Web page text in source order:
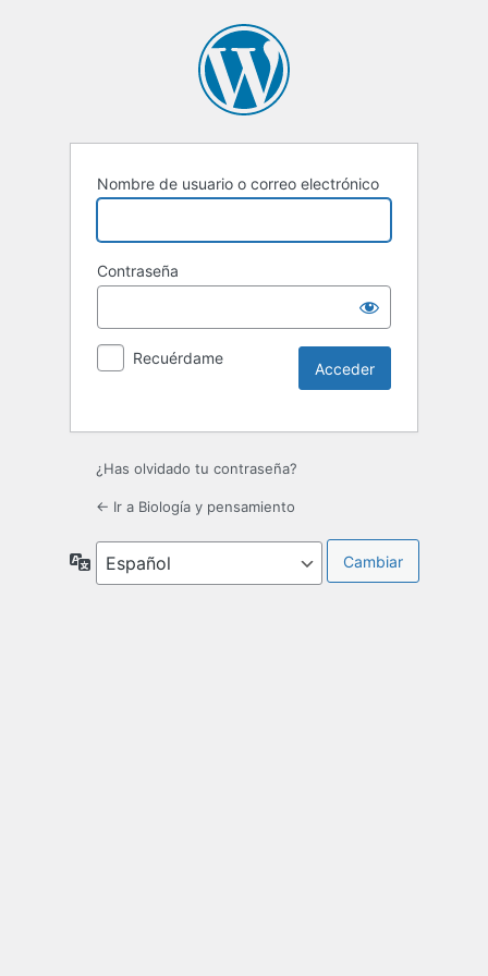
Nombre de usuario o correo electrónico
Contraseña
Recuérdame
¿Has olvidado tu contraseña?
← Ir a Biología y pensamiento
Idioma